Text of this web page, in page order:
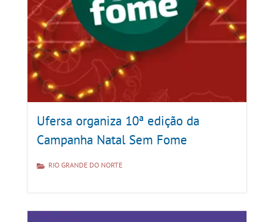
Ufersa organiza 10ª edição da
Campanha Natal Sem Fome
RIO GRANDE DO NORTE